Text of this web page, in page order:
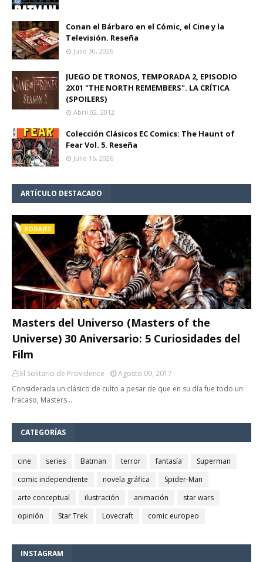
Conan el Bárbaro en el Cómic, el Cine y la
Televisión. Reseña
Julio 30, 2026
JUEGO DE TRONOS, TEMPORADA 2, EPISODIO
2X01 "THE NORTH REMEMBERS". LA CRÍTICA
(SPOILERS)
Abril 02, 2012
Colección Clásicos EC Comics: The Haunt of
Fear Vol. 5. Reseña
Julio 16, 2026
ARTÍCULO DESTACADO
RODAJES
Masters del Universo (Masters of the
Universe) 30 Aniversario: 5 Curiosidades del
Film
El Solitario de Providence
Agosto 09, 2017
Considerada un clásico de culto a pesar de que en su día fue todo un
fracaso, Masters…
CATEGORÍAS
cine series Batman terror fantasía
Superman
comic independiente
novela gráfica
Spider-Man
arte conceptual
ilustración animación
star wars
opinión
Star Trek Lovecraft comic europeo
INSTAGRAM